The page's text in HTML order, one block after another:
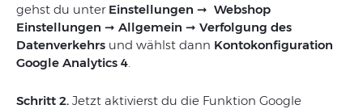
gehst du unter Einstellungen ➞ Webshop
Einstellungen ➞ Allgemein ➞ Verfolgung des
Datenverkehrs und wählst dann Kontokonfiguration
Google Analytics 4
Schritt 2. Jetzt aktivierst du die Funktion Google